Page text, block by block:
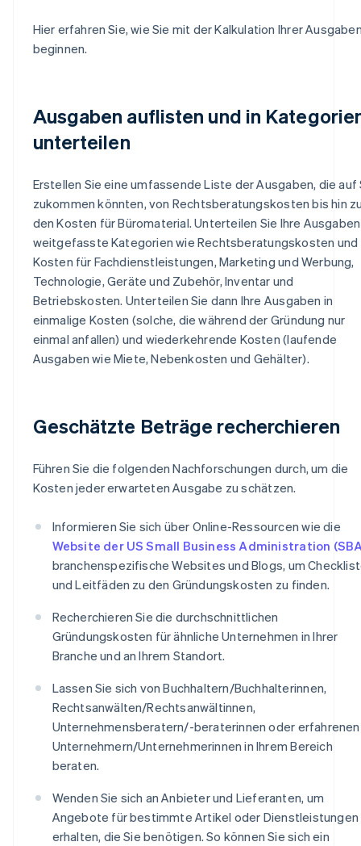
Hier erfahren Sie, wie Sie mit der Kalkulation Ihrer
beginnen.
Ausgaben auflisten und in
unterteilen
Erstellen Sie eine umfassende Liste der Ausgaben, die auf
zukommen könnten, von Rechtsberatungskosten bis hin
den Kosten für Büromaterial. Unterteilen Sie Ihre
weitgefasste Kategorien wie Rechtsberatungskosten und
Kosten für Fachdienstleistungen, Marketing und Werbung,
Technologie, Geräte und Zubehör, Inventar und
Betriebskosten. Unterteilen Sie dann Ihre Ausgaben in
einmalige Kosten (solche, die während der Gründung nur
einmal anfallen) und wiederkehrende Kosten (laufende
Ausgaben wie Miete, Nebenkosten und Gehälter).
Geschätzte Beträge recherchieren
Führen Sie die folgenden Nachforschungen durch, um die
Kosten jeder erwarteten Ausgabe zu schätzen.
Informieren Sie sich über Online-Ressourcen wie die
Website der US Small Business Administration
branchenspezifische Websites und Blogs, um
und Leitfäden zu den Gründungskosten zu finden.
Recherchieren Sie die durchschnittlichen
Gründungskosten für ähnliche Unternehmen in Ihrer
Branche und an Ihrem Standort.
Lassen Sie sich von Buchhaltern/Buchhalterinnen,
Rechtsanwälten/Rechtsanwältinnen,
Unternehmensberatern/-beraterinnen oder erfahrenen
Unternehmern/Unternehmerinnen in Ihrem Bereich
beraten.
Wenden Sie sich an Anbieter und Lieferanten, um
Angebote für bestimmte Artikel oder Dienstleistungen
erhalten, die Sie benötigen. So können Sie sich ein